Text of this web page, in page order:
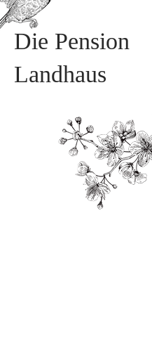
Die Pension
Landhaus